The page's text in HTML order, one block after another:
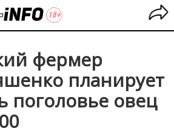
фермер
планирует
поголовье овец